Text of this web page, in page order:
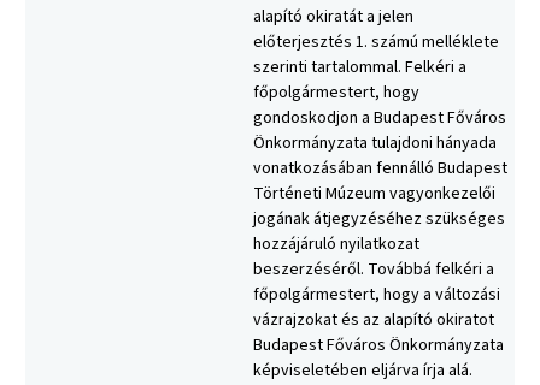
alapító okiratát a jelen
előterjesztés 1. számú melléklete
szerinti tartalommal. Felkéri a
főpolgármestert, hogy
gondoskodjon a Budapest Főváros
Önkormányzata tulajdoni hányada
vonatkozásában fennálló Budapest
Történeti Múzeum vagyonkezelői
jogának átjegyzéséhez szükséges
hozzájáruló nyilatkozat
beszerzéséről. Továbbá felkéri a
főpolgármestert, hogy a változási
vázrajzokat és az alapító okiratot
Budapest Főváros Önkormányzata
képviseletében eljárva írja alá.